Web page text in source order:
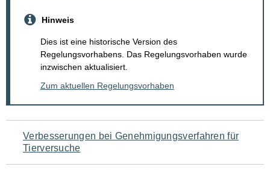
Hinweis
Dies ist eine historische Version des
Regelungsvorhabens. Das Regelungsvorhaben wurde
inzwischen aktualisiert.
Zum aktuellen Regelungsvorhaben
Navigation
für
Verbesserungen bei Genehmigungsverfahren für
Tierversuche